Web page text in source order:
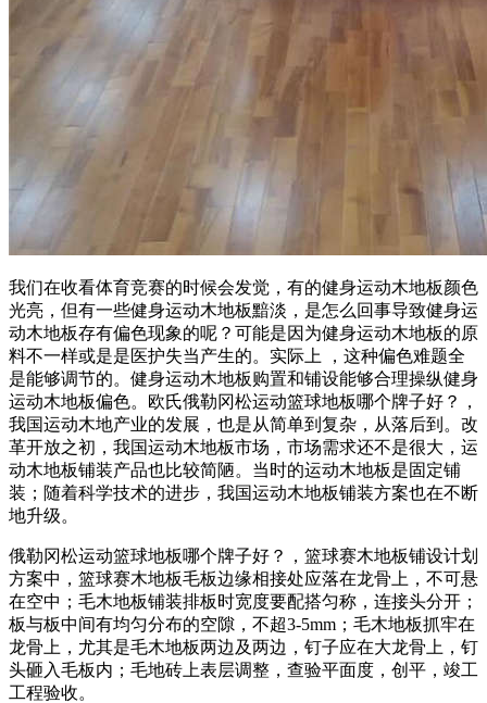
我们在收看体育竞赛的时候会发觉，有的健身运动木地板颜色
光亮，但有一些健身运动木地板黯淡，是怎么回事导致健身运
动木地板存有偏色现象的呢？可能是因为健身运动木地板的原
料不一样或是是医护失当产生的。实际上 ，这种偏色难题全
是能够调节的。健身运动木地板购置和铺设能够合理操纵健身
运动木地板偏色。欧氏俄勒冈松运动篮球地板哪个牌子好？，
我国运动木地产业的发展，也是从简单到复杂，从落后到。改
革开放之初，我国运动木地板市场，市场需求还不是很大，运
动木地板铺装产品也比较简陋。当时的运动木地板是固定铺
装；随着科学技术的进步，我国运动木地板铺装方案也在不断
地升级。
俄勒冈松运动篮球地板哪个牌子好？，篮球赛木地板铺设计划
方案中，篮球赛木地板毛板边缘相接处应落在龙骨上，不可悬
在空中；毛木地板铺装排板时宽度要配搭匀称，连接头分开；
板与板中间有均匀分布的空隙，不超3-5mm；毛木地板抓牢在
龙骨上，尤其是毛木地板两边及两边，钉子应在大龙骨上，钉
头砸入毛板内；毛地砖上表层调整，查验平面度，创平，竣工
工程验收。